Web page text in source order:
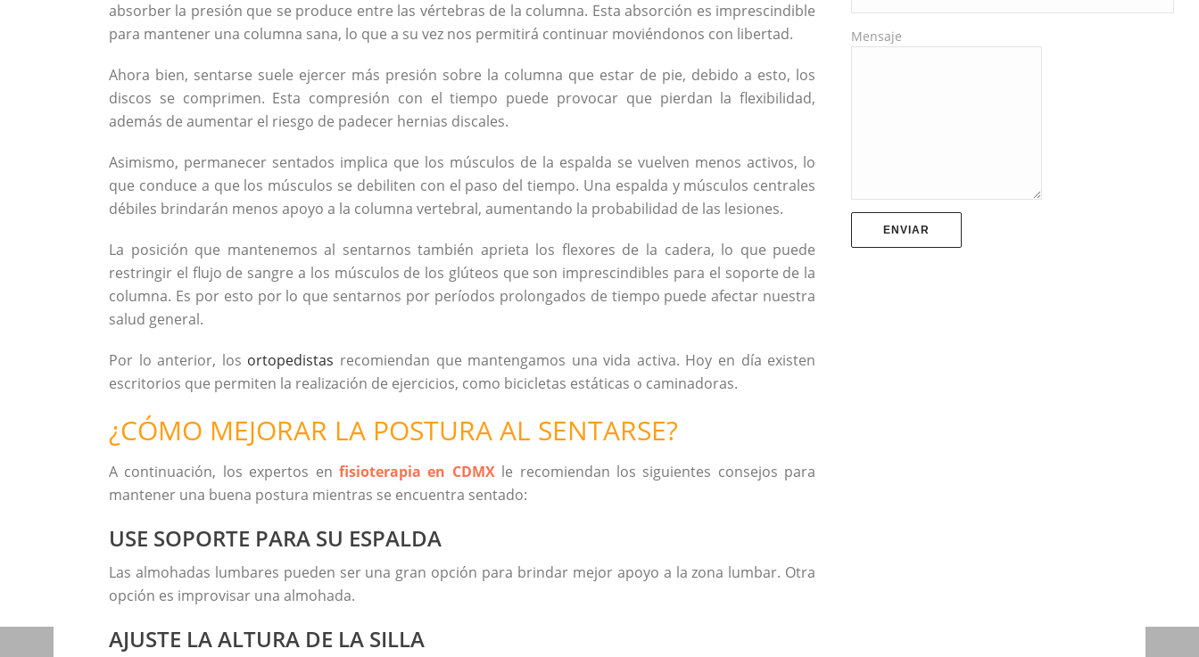
absorber la presión que se produce entre las vértebras de la columna. Esta absorción es imprescindible
para mantener una columna sana, lo que a su vez nos permitirá continuar moviéndonos con libertad.
Ahora bien, sentarse suele ejercer más presión sobre la columna que estar de pie, debido a esto, los
discos se comprimen. Esta compresión con el tiempo puede provocar que pierdan la flexibilidad,
además de aumentar el riesgo de padecer hernias discales.
Asimismo, permanecer sentados implica que los músculos de la espalda se vuelven menos activos, lo
que conduce a que los músculos se debiliten con el paso del tiempo. Una espalda y músculos centrales
débiles brindarán menos apoyo a la columna vertebral, aumentando la probabilidad de las lesiones.
La posición que mantenemos al sentarnos también aprieta los flexores de la cadera, lo que puede
restringir el flujo de sangre a los músculos de los glúteos que son imprescindibles para el soporte de la
columna. Es por esto por lo que sentarnos por períodos prolongados de tiempo puede afectar nuestra
salud general.
Por lo anterior, los ortopedistas recomiendan que mantengamos una vida activa. Hoy en día existen
escritorios que permiten la realización de ejercicios, como bicicletas estáticas o caminadoras.
¿CÓMO MEJORAR LA POSTURA AL SENTARSE?
A continuación, los expertos en fisioterapia en CDMXle recomiendan los siguientes consejos para
mantener una buena postura mientras se encuentra sentado:
USE SOPORTE PARA SU ESPALDA
Las almohadas lumbares pueden ser una gran opción para brindar mejor apoyo a la zona lumbar. Otra
opción es improvisar una almohada.
AJUSTE LA ALTURA DE LA SILLA
Mensaje